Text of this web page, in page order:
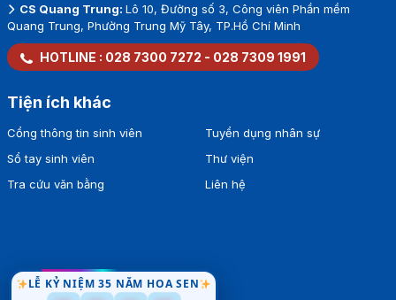
LỄ KỶ NIỆM 35 NĂM HOA SEN
CS Quang Trung: Lô 10, Đường số 3, Công viên Phần mềm
Quang Trung, Phường Trung Mỹ Tây, TP.Hồ Chí Minh
HOTLINE : 028 7300 7272 - 028 7309 1991
Tiện ích khác
Cổng thông tin sinh viên
Sổ tay sinh viên
Tra cứu văn bằng
Tuyển dụng nhân sự
Thư viện
Liên hệ